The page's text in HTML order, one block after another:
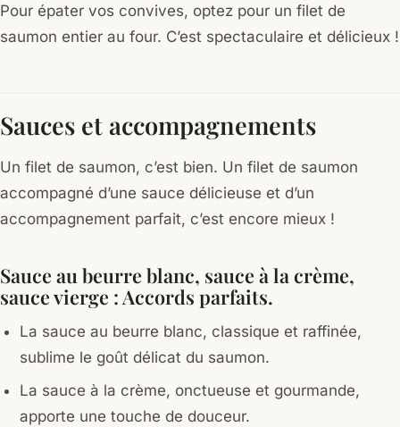
Pour épater vos convives, optez pour un filet de
saumon entier au four. C’est spectaculaire et délicieux !
Sauces et accompagnements
Un filet de saumon, c’est bien. Un filet de saumon
accompagné d’une sauce délicieuse et d’un
accompagnement parfait, c’est encore mieux !
Sauce au beurre blanc, sauce à la crème,
sauce vierge : Accords parfaits.
La sauce au beurre blanc, classique et raffinée,
sublime le goût délicat du saumon.
La sauce à la crème, onctueuse et gourmande,
apporte une touche de douceur.